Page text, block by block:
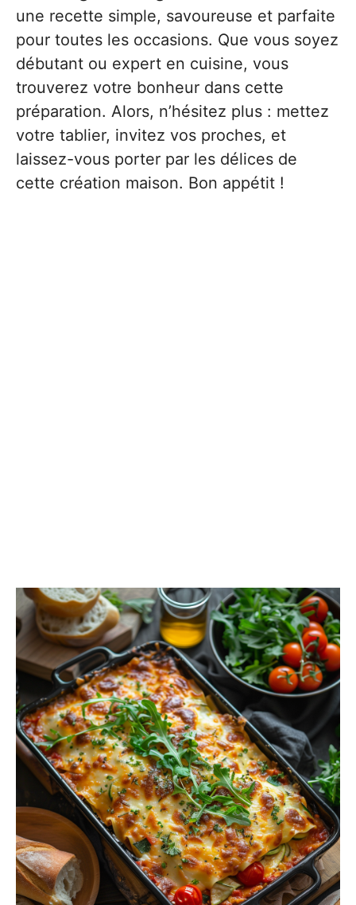
une recette simple, savoureuse et parfaite
pour toutes les occasions. Que vous soyez
débutant ou expert en cuisine, vous
trouverez votre bonheur dans cette
préparation. Alors, n’hésitez plus : mettez
votre tablier, invitez vos proches, et
laissez-vous porter par les délices de
cette création maison. Bon appétit !